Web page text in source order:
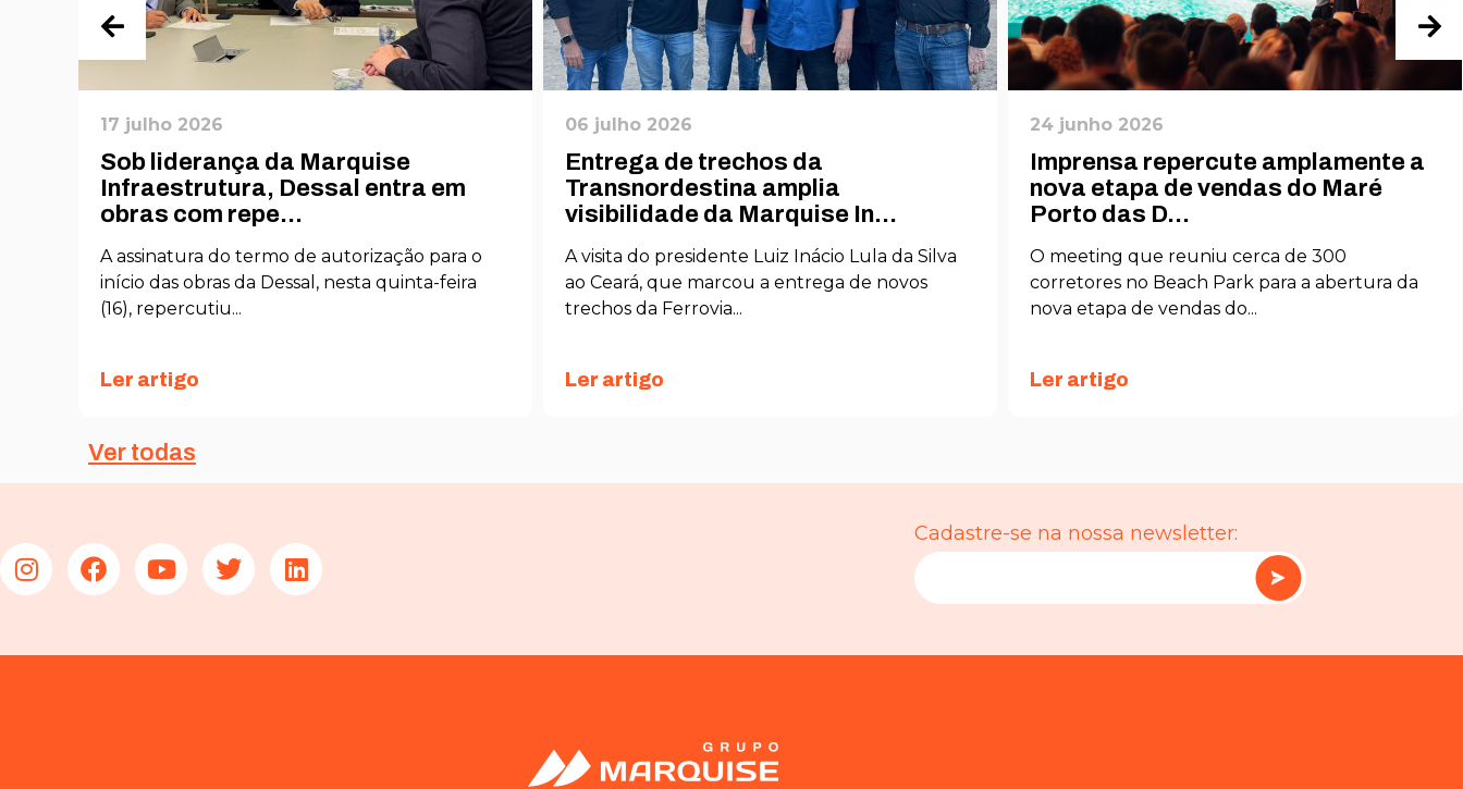
17 julho 2026
Sob liderança da Marquise
Infraestrutura, Dessal entra em
obras com repe...
A assinatura do termo de autorização para o
início das obras da Dessal, nesta quinta-feira
(16), repercutiu...
Ler artigo
06 julho 2026
Entrega de trechos da
Transnordestina amplia
visibilidade da Marquise In...
A visita do presidente Luiz Inácio Lula da Silva
ao Ceará, que marcou a entrega de novos
trechos da Ferrovia...
Ler artigo
24 junho 2026
Imprensa repercute amplamente a
nova etapa de vendas do Maré
Porto das D...
O meeting que reuniu cerca de 300
corretores no Beach Park para a abertura da
nova etapa de vendas do...
Ler artigo
Ver todas
Cadastre-se na nossa newsletter: